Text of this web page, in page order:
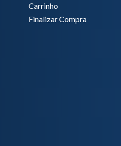
Carrinho
Finalizar Compra